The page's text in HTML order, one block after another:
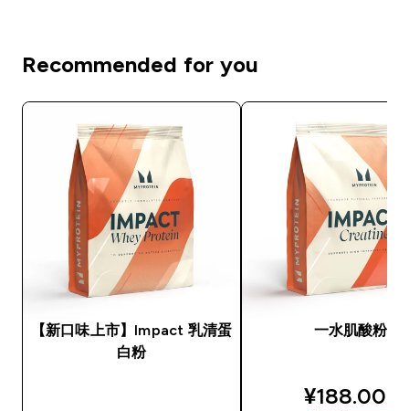
Recommended for you
【新口味上市】Impact 乳清蛋
白粉
一水肌酸粉
¥188.00‎